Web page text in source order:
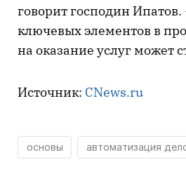
говорит господин
ключевых элементов в
на оказание услуг может
Источник: CNews.ru
основы автоматизация